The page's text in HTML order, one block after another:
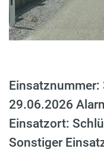
29.06.2026
Einsatzort:
Sonstiger